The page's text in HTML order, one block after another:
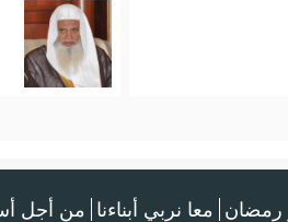
رمضان معا نربي أبناءنا من أجل